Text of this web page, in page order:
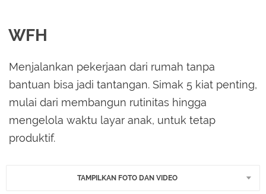
WFH
Menjalankan pekerjaan dari rumah tanpa
bantuan bisa jadi tantangan. Simak 5 kiat penting,
mulai dari membangun rutinitas hingga
mengelola waktu layar anak, untuk tetap
produktif.
TAMPILKAN FOTO DAN VIDEO